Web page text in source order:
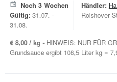
Noch 3 Wochen
Gültig: 31.07. -
31.08.
Händler:
Rolshover
€ 8,00 / kg - HINWEIS: NUR FÜR
Grundsauce ergibt 108,5 Liter kg =